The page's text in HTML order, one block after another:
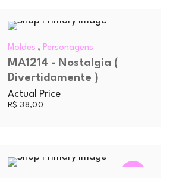
Moldes , Personagens
MA1214 - Nostalgia (
Divertidamente )
Actual Price
R$ 38,00